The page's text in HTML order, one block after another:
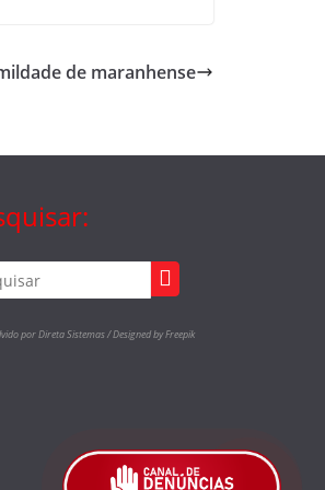
de maranhense
por Direta Sistemas /Designed by Freepik